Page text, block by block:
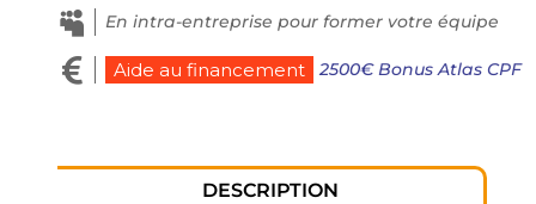
 En intra-entreprise pour former votre équipe
 Aide au financement 2500€ Bonus Atlas CPF
DESCRIPTION